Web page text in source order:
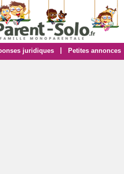
juridiques Petites annonces